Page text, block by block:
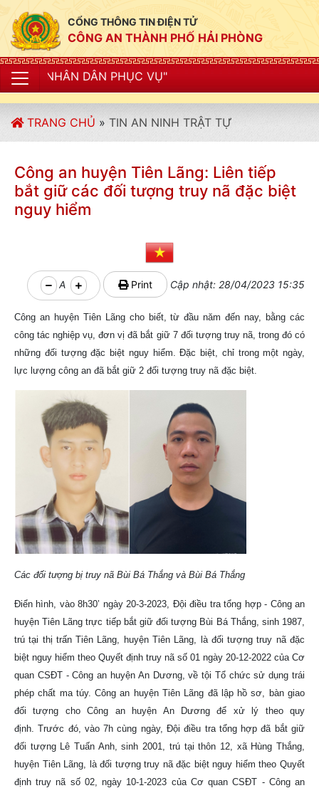
CỔNG THÔNG TIN ĐIỆN TỬ
CÔNG AN THÀNH PHỐ HẢI PHÒNG
PHỤC VỤ"
TRANG CHỦ » TIN AN NINH TRẬT TỰ
Công an huyện Tiên Lãng: Liên tiếp
bắt giữ các đối tượng truy nã đặc biệt
nguy hiểm
A Print Cập nhật: 28/04/2023 15:35
Công an huyện Tiên Lãng cho biết, từ đầu năm đến nay, bằng các
công tác nghiệp vụ, đơn vị đã bắt giữ 7 đối tượng truy nã, trong đó có
những đối tượng đặc biệt nguy hiểm. Đặc biệt, chỉ trong một ngày,
lực lượng công an đã bắt giữ 2 đối tượng truy nã đặc biệt.
Các đối tượng bị truy nã Bùi Bá Thắng và Bùi Bá Thắng
Điển hình, vào 8h30’ ngày 20-3-2023, Đội điều tra tổng hợp - Công an
huyện Tiên Lãng trực tiếp bắt giữ đối tượng Bùi Bá Thắng, sinh 1987,
trú tại thị trấn Tiên Lãng, huyện Tiên Lãng, là đối tượng truy nã đặc
biệt nguy hiểm theo Quyết định truy nã số 01 ngày 20-12-2022 của Cơ
quan CSĐT - Công an huyện An Dương, về tội Tổ chức sử dụng trái
phép chất ma túy. Công an huyện Tiên Lãng đã lập hồ sơ, bàn giao
đối tượng cho Công an huyện An Dương để xử lý theo quy
định.Trước đó, vào 7h cùng ngày, Đội điều tra tổng hợp đã bắt giữ
đối tượng Lê Tuấn Anh, sinh 2001, trú tại thôn 12, xã Hùng Thắng,
huyện Tiên Lãng, là đối tượng truy nã đặc biệt nguy hiểm theo Quyết
định truy nã số 02, ngày 10-1-2023 của Cơ quan CSĐT - Công an